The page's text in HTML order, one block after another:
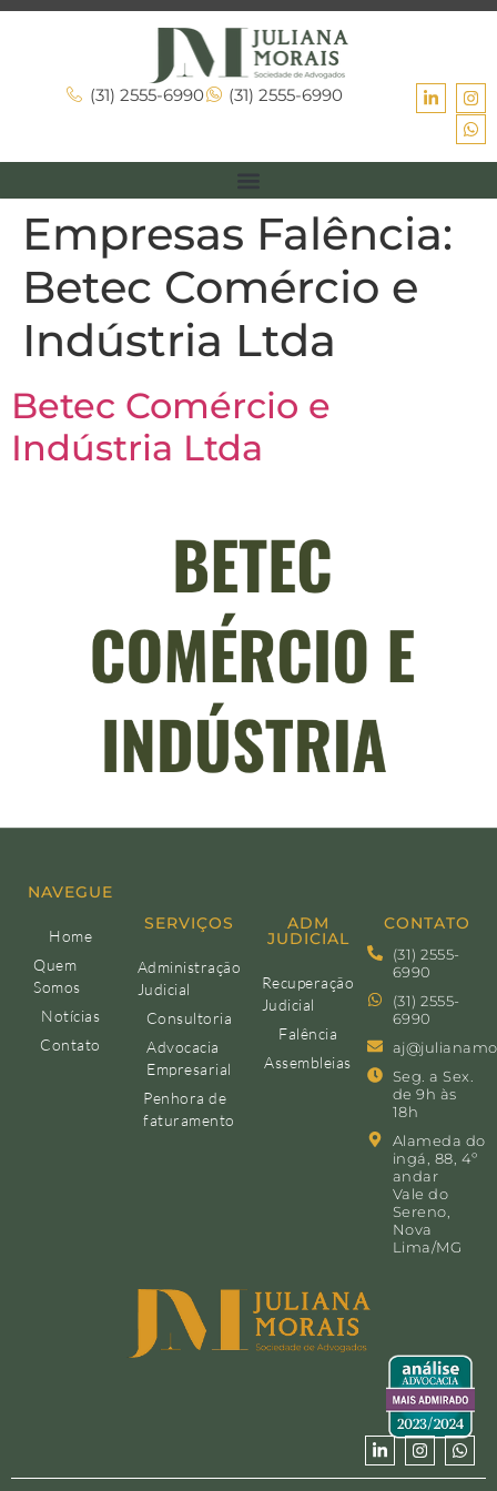
(31) 2555-6990 (31) 2555-6990
Empresas Falência:
Betec Comércio e
Indústria Ltda
Betec Comércio e
Indústria Ltda
NAVEGUE
Home
Quem
Somos
Notícias
Contato
SERVIÇOS
Administração
Judicial
Consultoria
Advocacia
Empresarial
Penhora de
faturamento
ADM
JUDICIAL
Recuperação
Judicial
Falência
Assembleias
CONTATO
(31) 2555-
6990
(31) 2555-
6990
Seg. a Sex.
de 9h às
18h
Alameda do
ingá, 88, 4º
andar
Vale do
Sereno,
Nova
Lima/MG